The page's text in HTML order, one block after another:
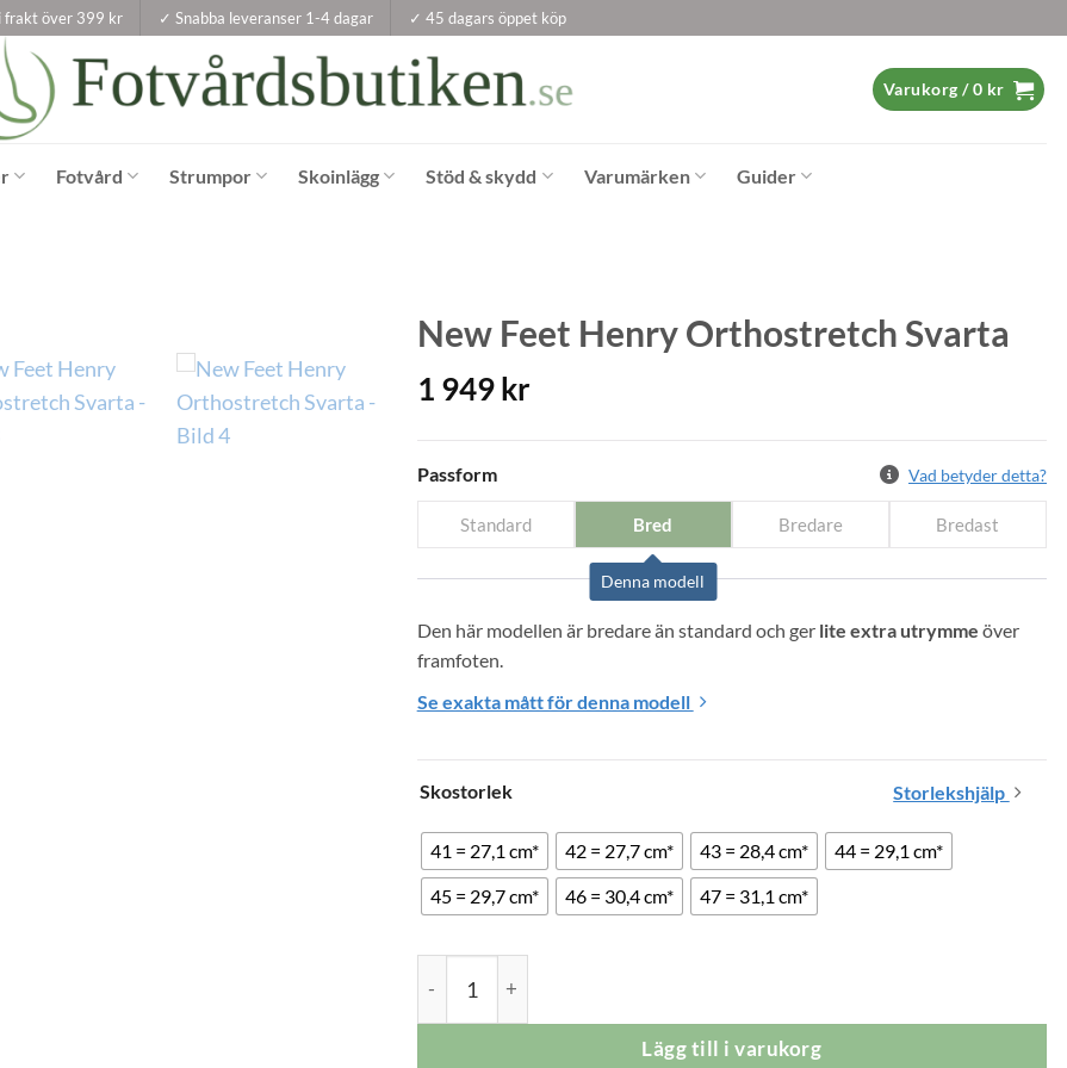
frakt över 399 kr ✓ Snabba leveranser 1-4 dagar ✓ 45 dagars öppet köp
Varukorg /0 kr
Fotvård Strumpor Skoinlägg Stöd & skydd Varumärken Guider
New Feet Henry Orthostretch Svarta
1 949kr
Passform Vad betyder detta?
Standard Bred
Denna modell
Bredare Bredast
Den här modellen är bredare än standard och ger lite extra utrymme över
framfoten.
Se exakta mått för denna modell
Skostorlek Storlekshjälp
41 = 27,1 cm* 42 = 27,7 cm* 43 = 28,4 cm*
44 = 29,1 cm*
45 = 29,7 cm*
46 = 30,4 cm* 47 = 31,1 cm*
Ditt
val
har
Lägg till i varukorg